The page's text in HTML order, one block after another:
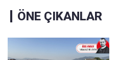
ÖNE ÇIKANLAR